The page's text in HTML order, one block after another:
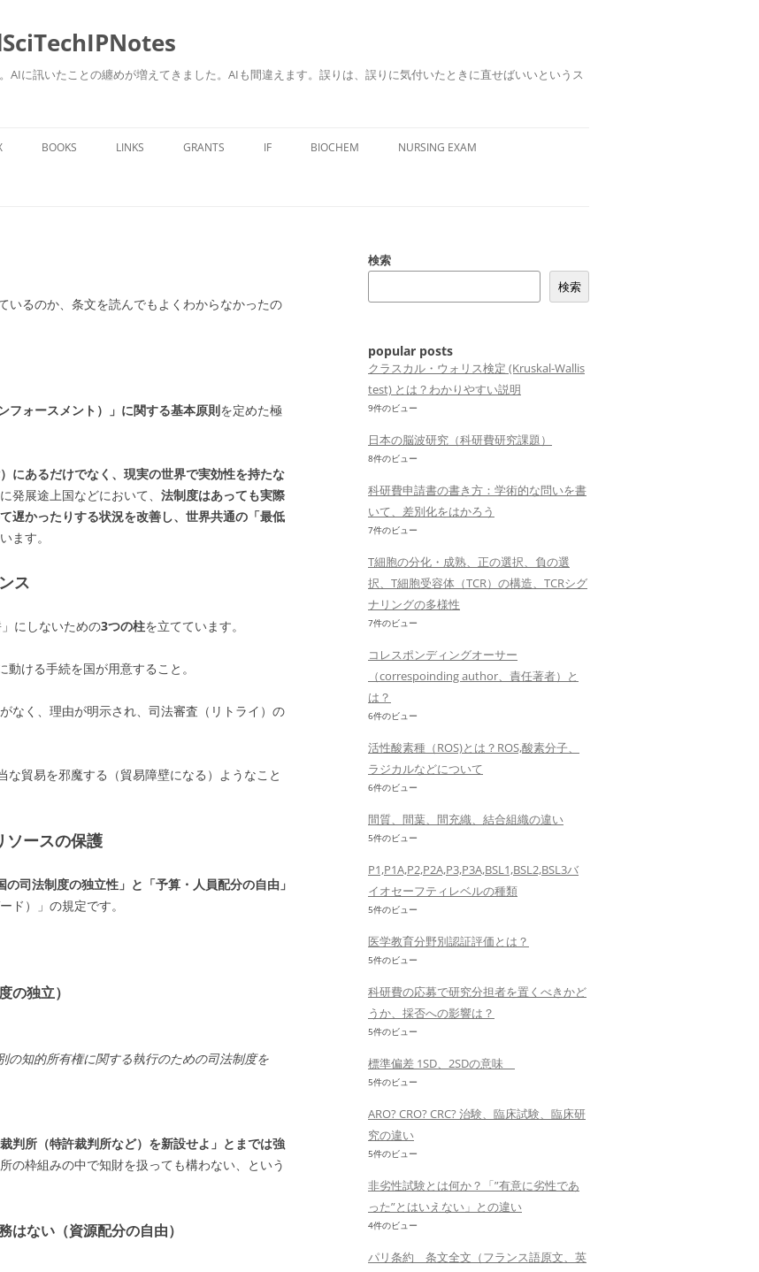
AIに訊いたことの纏めが増えてきました。AIも間違えます。誤りは、誤りに気付いたときに直せばいいというス
BOOKS LINKS GRANTS IF BIOCHEM NURSING EXAM
いるのか、条文を読んでもよくわからなかったの
フォースメント）」に関する基本原則を定めた極
にあるだけでなく、現実の世界で実効性を持たな
発展途上国などにおいて、 法制度はあっても実際
遅かったりする状況を改善し、世界共通の「最低
ます。
ス
にしないための3つの柱を立てています。
ける手続を国が用意すること。
なく、理由が明示され、司法審査（リトライ）の
な貿易を邪魔する（貿易障壁になる）ようなこと
ソースの保護
の司法制度の独立性」と「予算・人員配分の自由」
ド）」の規定です。
の独立）
の知的所有権に関する執行のための司法制度を
判所（特許裁判所など）を新設せよ」とまでは強
の枠組みの中で知財を扱っても構わない、という
ない（資源配分の自由）
検索
検索
popular posts
クラスカル・ウォリス検定 (Kruskal-Wallis
test) とは？わかりやすい説明
9件のビュー
日本の脳波研究（科研費研究課題）
8件のビュー
科研費申請書の書き方：学術的な問いを書
いて、差別化をはかろう
7件のビュー
T細胞の分化・成熟、正の選択、負の選
択、T細胞受容体（TCR）の構造、TCRシグ
ナリングの多様性
7件のビュー
コレスポンディングオーサー
（correspoinding author、責任著者）と
は？
6件のビュー
活性酸素種（ROS)とは？ROS,酸素分子、
ラジカルなどについて
6件のビュー
間質、間葉、間充織、結合組織の違い
5件のビュー
P1,P1A,P2,P2A,P3,P3A,BSL1,BSL2,BSL3バ
イオセーフティレベルの種類
5件のビュー
医学教育分野別認証評価とは？
5件のビュー
科研費の応募で研究分担者を置くべきかど
うか、採否への影響は？
5件のビュー
標準偏差 1SD、2SDの意味
5件のビュー
ARO? CRO? CRC? 治験、臨床試験、臨床研
究の違い
5件のビュー
非劣性試験とは何か？「”有意に劣性であ
った”とはいえない」との違い
4件のビュー
パリ条約 条文全文（フランス語原文、英